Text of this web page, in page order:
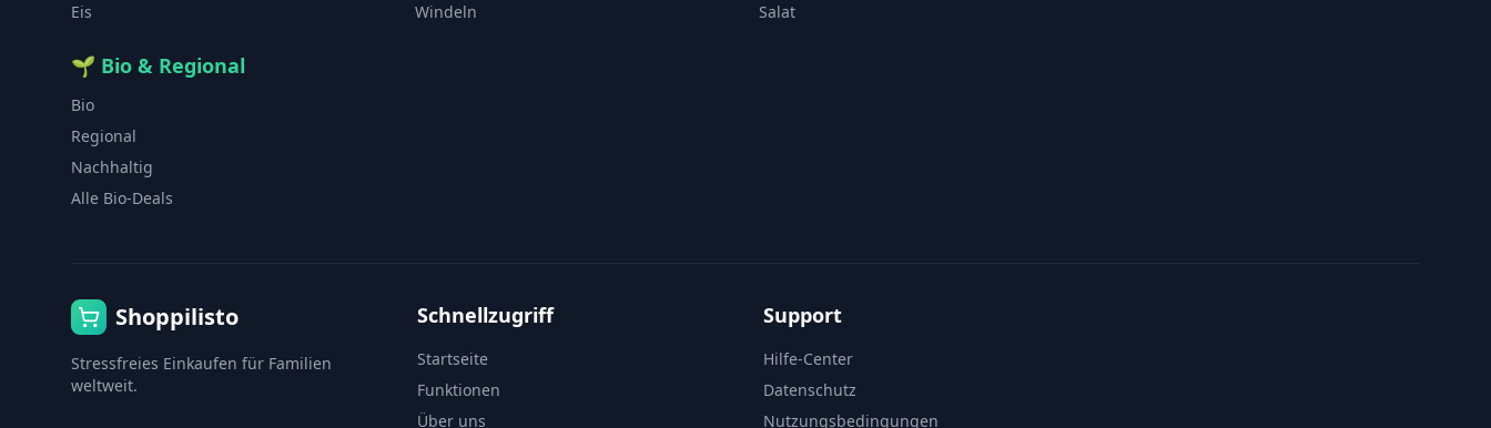
Eis
Windeln
Salat
🌱 Bio & Regional
Bio
Regional
Nachhaltig
Alle Bio-Deals
Shoppilisto
Stressfreies Einkaufen für Familien
weltweit.
Schnellzugriff
Startseite
Funktionen
Über uns
Support
Hilfe-Center
Datenschutz
Nutzungsbedingungen